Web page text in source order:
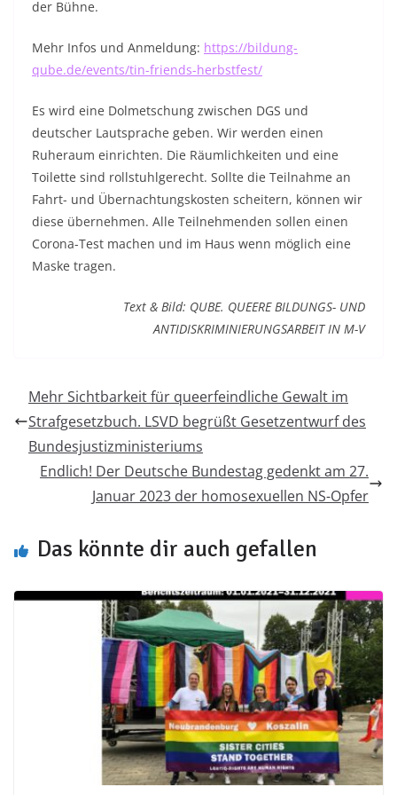
der Bühne.
Mehr Infos und Anmeldung: https://bildung-
qube.de/events/tin-friends-herbstfest/
Es wird eine Dolmetschung zwischen DGS und
deutscher Lautsprache geben. Wir werden einen
Ruheraum einrichten. Die Räumlichkeiten und eine
Toilette sind rollstuhlgerecht. Sollte die Teilnahme an
Fahrt- und Übernachtungskosten scheitern, können wir
diese übernehmen. Alle Teilnehmenden sollen einen
Corona-Test machen und im Haus wenn möglich eine
Maske tragen.
Text & Bild: QUBE. QUEERE BILDUNGS- UND
ANTIDISKRIMINIERUNGSARBEIT IN M-V
Mehr Sichtbarkeit für queerfeindliche Gewalt im
Strafgesetzbuch. LSVD begrüßt Gesetzentwurf des
Bundesjustizministeriums
Endlich! Der Deutsche Bundestag gedenkt am 27.
Januar 2023 der homosexuellen NS-Opfer
Das könnte dir auch gefallen